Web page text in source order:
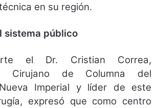
en su región.
sistema público
el Dr. Cristian Correa,
Cirujano de Columna del
Imperial y líder de este
expresó que como centro